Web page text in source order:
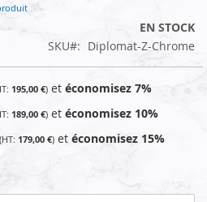
EN STOCK
SKU
Diplomat-Z-Chrome
195,00 € et économisez 7%
189,00 € et économisez 10%
179,00 € et économisez 15%